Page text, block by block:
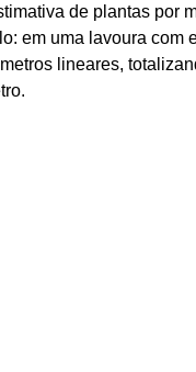
de plantas por
em uma lavoura com
lineares,